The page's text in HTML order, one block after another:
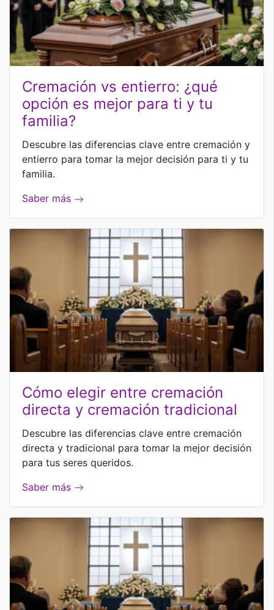
cremación vs entierro: ¿qué
opción es mejor para ti y tu
familia?
Descubre las diferencias clave entre cremación y
entierro para tomar la mejor decisión para ti y tu
familia.
Saber más
cómo elegir entre cremación
directa y cremación tradicional
Descubre las diferencias clave entre cremación
directa y tradicional para tomar la mejor decisión
para tus seres queridos.
Saber más